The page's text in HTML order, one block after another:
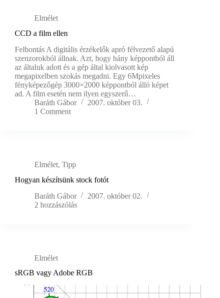
Elmélet
CCD a film ellen
Felbontás A digitális érzékelők apró félvezető alapú
szenzorokból állnak. Azt, hogy hány képpontból áll
az általuk adott és a gép által kiolvasott kép
megapixelben szokás megadni. Egy 6Mpixeles
fényképezőgép 3000×2000 képpontból álló képet
ad. A film esetén nem ilyen egyszerű…
Baráth Gábor
2007. október 03.
1 Comment
Elmélet, Tipp
Hogyan készítsünk stock fotót
Baráth Gábor
2007. október 02.
2 hozzászólás
Elmélet
sRGB vagy Adobe RGB